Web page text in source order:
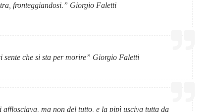
fronteggiandosi.” Giorgio Faletti
sente che si sta per morire” Giorgio Faletti
afflosciava, ma non del tutto, e la pipì usciva tutta da